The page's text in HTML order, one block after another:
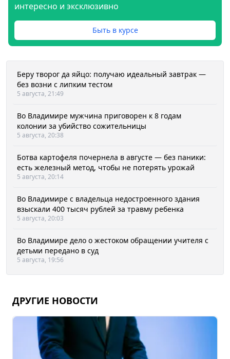
интересно и эксклюзивно
Быть в курсе
Беру творог да яйцо: получаю идеальный завтрак —
без возни с липким тестом
5 августа, 21:49
Во Владимире мужчина приговорен к 8 годам
колонии за убийство сожительницы
5 августа, 20:38
Ботва картофеля почернела в августе — без паники:
есть железный метод, чтобы не потерять урожай
5 августа, 20:14
Во Владимире с владельца недостроенного здания
взыскали 400 тысяч рублей за травму ребенка
5 августа, 20:03
Во Владимире дело о жестоком обращении учителя с
детьми передано в суд
5 августа, 19:56
ДРУГИЕ НОВОСТИ